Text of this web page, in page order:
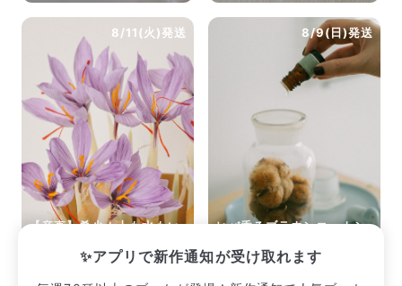
✨アプリで新作通知が受け取れます
8/11(火)発送
【産直】希少！土も水もい
8/9(日)発送
ヒバ香るブラウンコットン
¥3,300